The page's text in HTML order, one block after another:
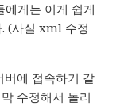
에게는 이게 쉽게
(사실 xml 수정
에 접속하기 같
수정해서 돌리